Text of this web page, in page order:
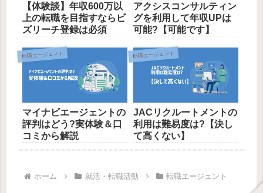
【体験談】年収600万以
上の転職を目指すならビ
ズリーチ登録は必須
アクシスコンサルティン
グを利用して年収UPは
可能?【可能です】
転職エージェント
マイナビエージェントの
評判はどう?実体験＆口
コミから解説
転職エージェント
JACリクルートメントの
利用は難易度は?【決し
て高くない】
ホーム 就活・転職活動 転職エージェント